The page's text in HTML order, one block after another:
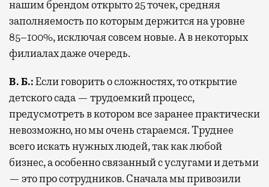
нашим брендом открыто 25 точек, средняя
заполняемость по которым держится на уровне
85–100%, исключая совсем новые. А в некоторых
филиалах даже очередь.
В. Б.:Если говорить о сложностях, то открытие
детского сада — трудоемкий процесс,
предусмотреть в котором все заранее практически
невозможно, но мы очень стараемся. Труднее
всего искать нужных людей, так как любой
бизнес, а особенно связанный с услугами и детьми
— это про сотрудников. Сначала мы привозили